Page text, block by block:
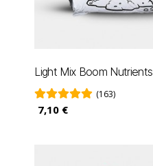
Light Mix Boom Nutrients
(163)
7,10 €